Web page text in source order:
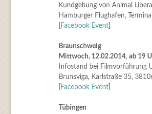
Kundgebung von Animal
Hamburger Flughafen,
Facebook Event]
Braunschweig
Mittwoch, 12.02.2014, ab 19
Infostand bei Filmvorführung
Brunsviga, Karlstraße 35,
Facebook Event]
Tübingen